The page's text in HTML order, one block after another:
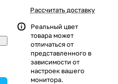
Рассчитать доставку
Реальный цвет
товара может
отличаться от
представленного в
зависимости от
настроек вашего
монитора.